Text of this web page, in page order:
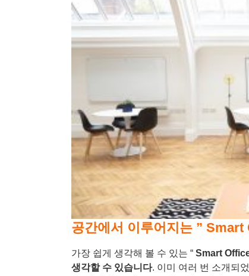
공간에서 이루어지는 ” Smart
가장 쉽게 생각해 볼 수 있는 “ Smart
생각할 수 있습니다. 이미 여러 번 소개되